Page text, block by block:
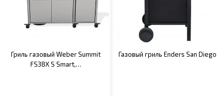
Гриль газовый Weber Summit
FS38X S Smart,…
Газовый гриль Enders San Diego